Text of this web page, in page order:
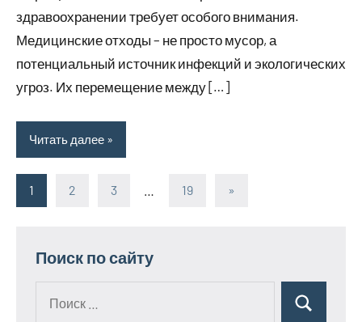
здравоохранении требует особого внимания.
Медицинские отходы – не просто мусор, а
потенциальный источник инфекций и экологических
угроз. Их перемещение между […]
Читать далее
Пагинация
1 2 3 19
Следующие
»
Поиск по сайту
Поиск